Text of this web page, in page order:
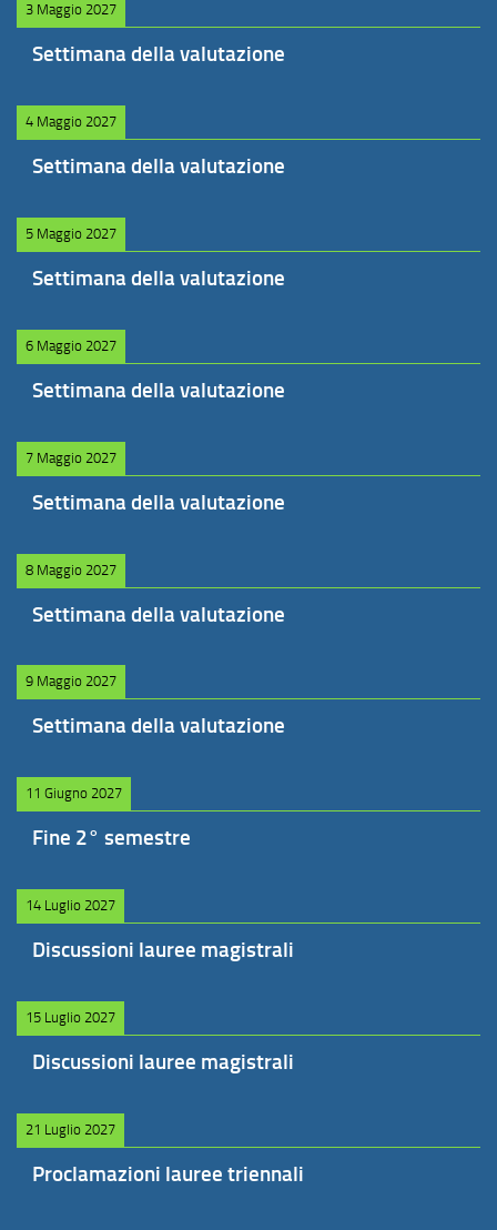
3 Maggio 2027
Settimana della valutazione
4 Maggio 2027
Settimana della valutazione
5 Maggio 2027
Settimana della valutazione
6 Maggio 2027
Settimana della valutazione
7 Maggio 2027
Settimana della valutazione
8 Maggio 2027
Settimana della valutazione
9 Maggio 2027
Settimana della valutazione
11 Giugno 2027
Fine 2° semestre
14 Luglio 2027
Discussioni lauree magistrali
15 Luglio 2027
Discussioni lauree magistrali
21 Luglio 2027
Proclamazioni lauree triennali